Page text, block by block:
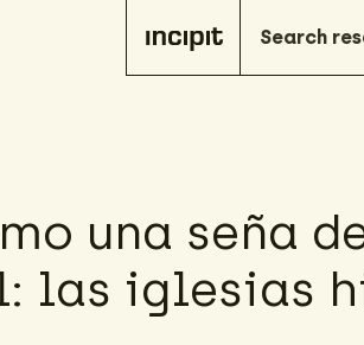
una seña
las iglesias